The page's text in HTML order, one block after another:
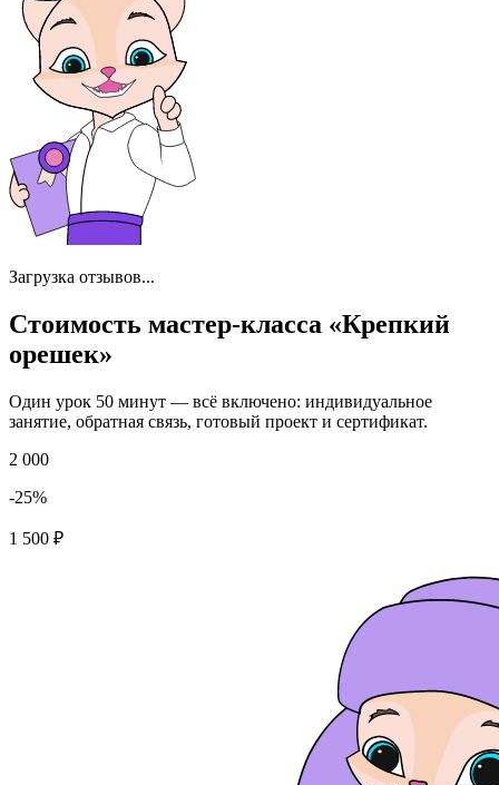
Загрузка отзывов...
Стоимость мастер‑класса «Крепкий
орешек»
Один урок 50 минут — всё включено: индивидуальное
занятие, обратная связь, готовый проект и сертификат.
2 000
-25%
1 500 ₽